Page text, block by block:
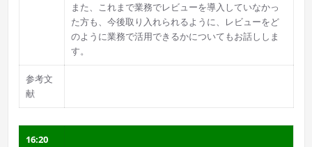
また、これまで業務でレビューを導入していなかっ
た方も、今後取り入れられるように、レビューをど
のように業務で活用できるかについてもお話ししま
す。
参考文
献
16:20